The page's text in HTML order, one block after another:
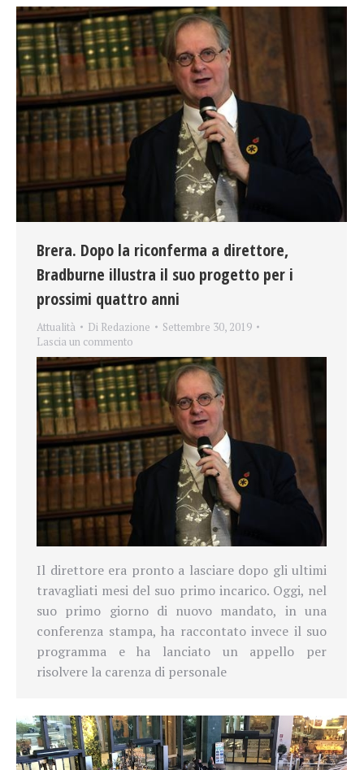
Brera. Dopo la riconferma a direttore,
Bradburne illustra il suo progetto per i
prossimi quattro anni
Attualità Di Redazione
Settembre 30, 2019
Lascia un commento
Il direttore era pronto a lasciare dopo gli ultimi
travagliati mesi del suo primo incarico. Oggi, nel
suo primo giorno di nuovo mandato, in una
conferenza stampa, ha raccontato invece il suo
programma e ha lanciato un appello per
risolvere la carenza di personale